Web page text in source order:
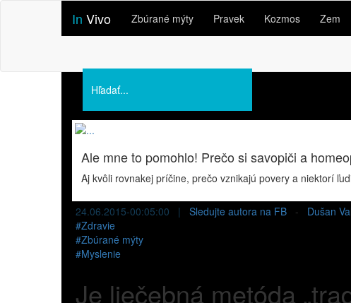
In Vivo Zbúrané mýty Pravek Kozmos Zem
Podporte nás
O nás
Prednášky
Ale mne to pomohlo! Prečo si savopiči a
Aj kvôli rovnakej príčine, prečo vznikajú povery a niektorí
24.06.2015-00:05:00 | Sledujte autora na FB - Dušan
#Zdravie
#Zbúrané mýty
#Myslenie
Je liečebná metóda